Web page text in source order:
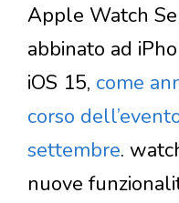
Apple Watch
abbinato ad
iOS 15, come
corso
settembre.
nuove